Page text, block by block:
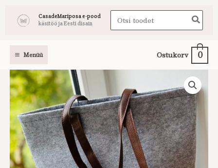
CasadeMariposa e-pood
käsitöö ja Eesti disain
Search
for:
Menüü Ostukorv 0
Vildist
kott
helehall
nahast
sangadega
kogus